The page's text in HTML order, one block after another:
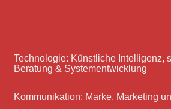
Technologie: Künstliche Intelligenz,
Beratung & Systementwicklung
Kommunikation: Marke, Marketing